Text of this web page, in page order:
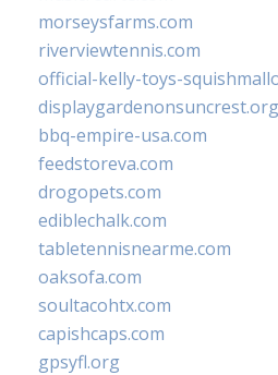
morseysfarms.com
riverviewtennis.com
official-kelly-toys-
displaygardenonsuncrest.org
bbq-empire-usa.com
feedstoreva.com
drogopets.com
ediblechalk.com
tabletennisnearme.com
oaksofa.com
soultacohtx.com
capishcaps.com
gpsyfl.org